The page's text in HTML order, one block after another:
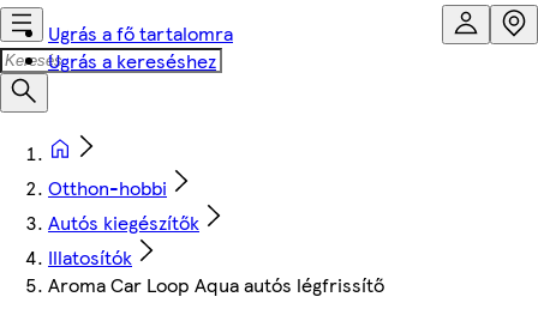
Ugrás a fő tartalomra
Ugrás a kereséshez
Otthon-hobbi
Autós kiegészítők
Illatosítók
Aroma Car Loop Aqua autós légfrissítő